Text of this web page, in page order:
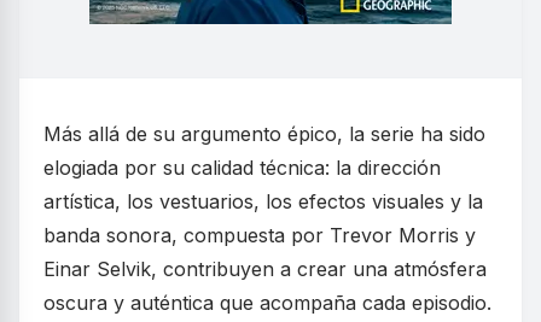
Más allá de su argumento épico, la serie ha sido
elogiada por su calidad técnica: la dirección
artística, los vestuarios, los efectos visuales y la
banda sonora, compuesta por Trevor Morris y
Einar Selvik, contribuyen a crear una atmósfera
oscura y auténtica que acompaña cada episodio.